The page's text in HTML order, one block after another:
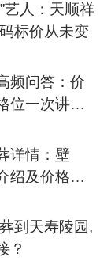
艺人：天顺祥
标价从未变
频问答：价
位一次讲清
详情：壁
绍及价格参
到天寿陵园,
？